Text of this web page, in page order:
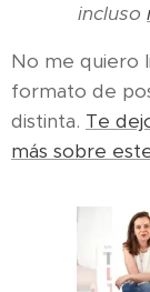
incluso
No me quiero
formato de
distinta. Te
más sobre